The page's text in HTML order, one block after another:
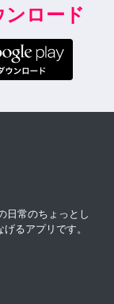
ロード
日常のちょっとし
るアプリです。